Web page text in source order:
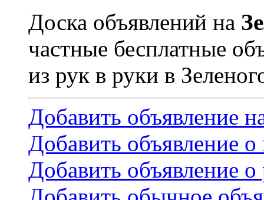
Доска объявлений на
частные бесплатные
из рук в руки в
Добавить объявление
Добавить объявление
Добавить объявление о